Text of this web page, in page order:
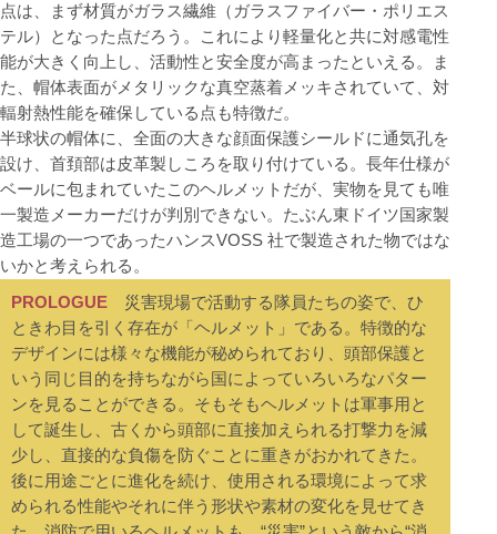
点は、まず材質がガラス繊維（ガラスファイバー・ポリエス
テル）となった点だろう。これにより軽量化と共に対感電性
能が大きく向上し、活動性と安全度が高まったといえる。ま
た、帽体表面がメタリックな真空蒸着メッキされていて、対
輻射熱性能を確保している点も特徴だ。
半球状の帽体に、全面の大きな顔面保護シールドに通気孔を
設け、首頚部は皮革製しころを取り付けている。長年仕様が
ベールに包まれていたこのヘルメットだが、実物を見ても唯
一製造メーカーだけが判別できない。たぶん東ドイツ国家製
造工場の一つであったハンスVOSS 社で製造された物ではな
いかと考えられる。
PROLOGUE 災害現場で活動する隊員たちの姿で、ひ
ときわ目を引く存在が「ヘルメット」である。特徴的な
デザインには様々な機能が秘められており、頭部保護と
いう同じ目的を持ちながら国によっていろいろなパター
ンを見ることができる。そもそもヘルメットは軍事用と
して誕生し、古くから頭部に直接加えられる打撃力を減
少し、直接的な負傷を防ぐことに重きがおかれてきた。
後に用途ごとに進化を続け、使用される環境によって求
められる性能やそれに伴う形状や素材の変化を見せてき